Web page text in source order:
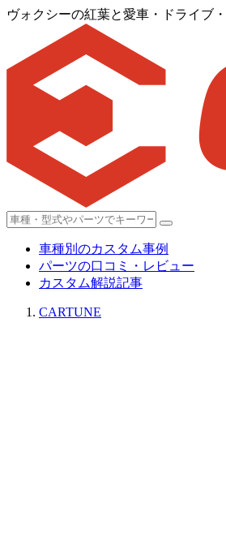
ヴォクシーの紅葉と愛車・ドライブ
車種別のカスタム事例
パーツの口コミ・レビュー
カスタム解説記事
CARTUNE